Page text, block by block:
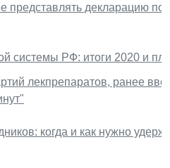
представлять декларацию по
системы РФ: итоги 2020 и
лекпрепаратов, ранее
когда и как нужно